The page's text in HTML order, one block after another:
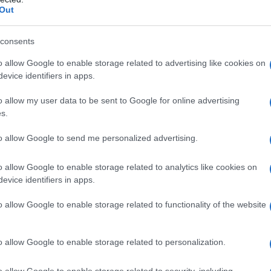
allow Google to enable storage related to advertising like cookies on
identifiers in apps.
allow my user data to be sent to Google for online advertising
allow Google to send me personalized advertising.
allow Google to enable storage related to analytics like cookies on
identifiers in apps.
allow Google to enable storage related to functionality of the website
allow Google to enable storage related to personalization.
κινεζικά έχουν πάνω από 1,1
πληθυσμό της Κίνας, ενώ αποτελούν και τη γλώσσα
χίντι χρησιμοποιείται ευρέως στην Ινδία και
όσων τη χρησιμοποιούν ως δεύτερη